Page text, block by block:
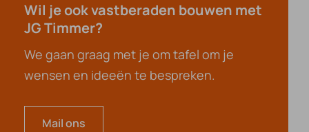
Wil je ook vastberaden bouwen met
JG Timmer?
We gaan graag met je om tafel om je
wensen en ideeën te bespreken.
Mail ons